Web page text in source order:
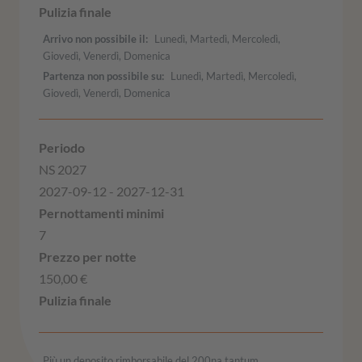
Arrivo non possibile il
Lunedì, Martedì, Mercoledì,
Giovedì, Venerdì, Domenica
Partenza non possibile su
Lunedì, Martedì, Mercoledì,
Giovedì, Venerdì, Domenica
NS 2027
2027-09-12 - 2027-12-31
7
150,00 €